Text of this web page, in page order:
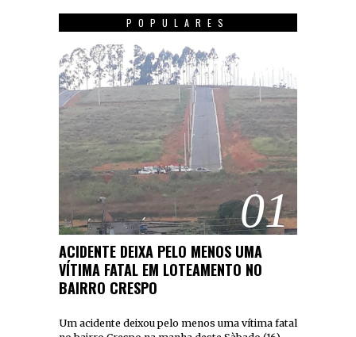
POPULARES
01
ACIDENTE DEIXA PELO MENOS UMA
VÍTIMA FATAL EM LOTEAMENTO NO
BAIRRO CRESPO
Um acidente deixou pelo menos uma vítima fatal